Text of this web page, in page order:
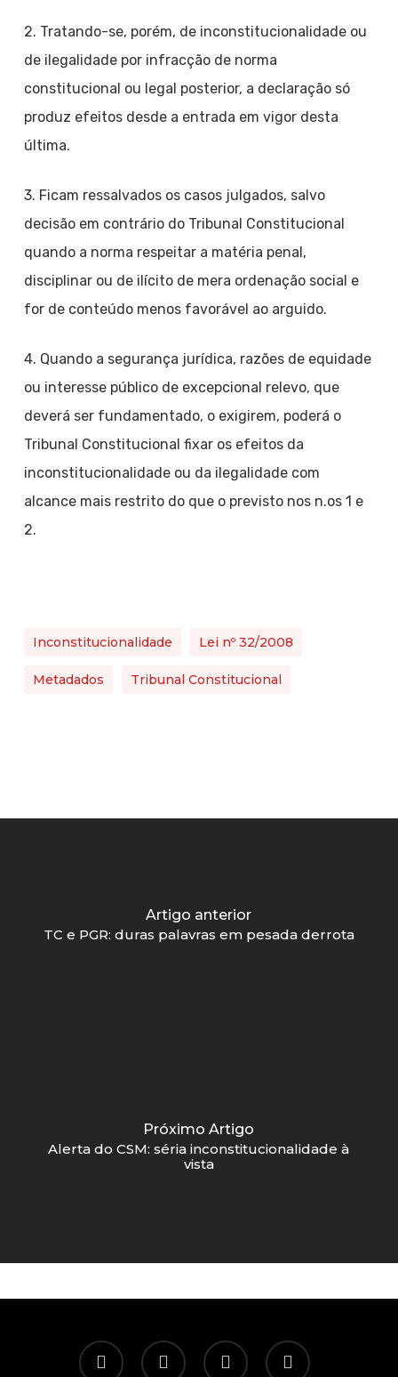
2. Tratando-se, porém, de inconstitucionalidade ou
de ilegalidade por infracção de norma
constitucional ou legal posterior, a declaração só
produz efeitos desde a entrada em vigor desta
última.
3. Ficam ressalvados os casos julgados, salvo
decisão em contrário do Tribunal Constitucional
quando a norma respeitar a matéria penal,
disciplinar ou de ilícito de mera ordenação social e
for de conteúdo menos favorável ao arguido.
4. Quando a segurança jurídica, razões de equidade
ou interesse público de excepcional relevo, que
deverá ser fundamentado, o exigirem, poderá o
Tribunal Constitucional fixar os efeitos da
inconstitucionalidade ou da ilegalidade com
alcance mais restrito do que o previsto nos n.os 1 e
2.
Inconstitucionalidade Lei nº 32/2008
Metadados Tribunal Constitucional
Artigo anterior
TC e PGR: duras palavras em pesada derrota
Próximo Artigo
Alerta do CSM: séria inconstitucionalidade à
vista
twitter facebook linkedin email